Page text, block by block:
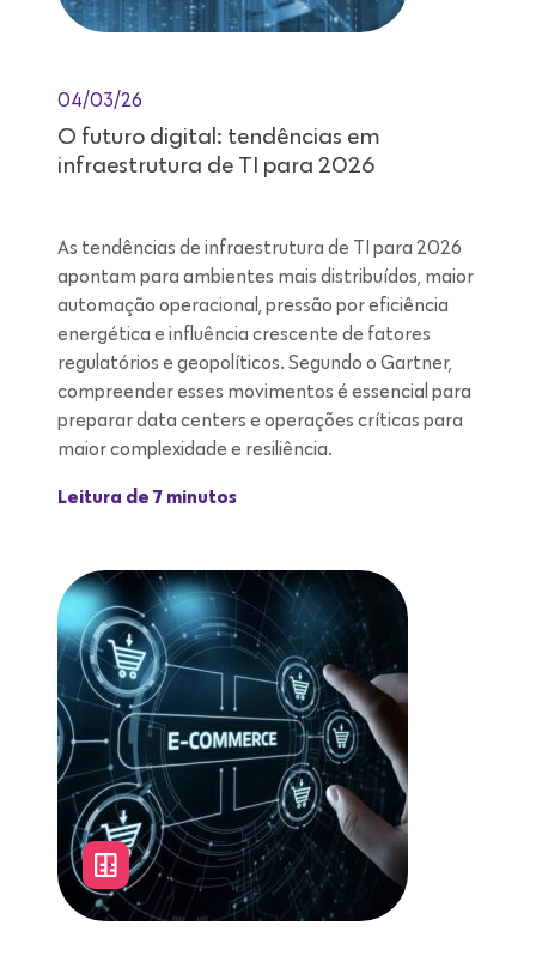
04/03/26
O futuro digital: tendências em
infraestrutura de TI para 2026
As tendências de infraestrutura de TI para 2026
apontam para ambientes mais distribuídos, maior
automação operacional, pressão por eficiência
energética e influência crescente de fatores
regulatórios e geopolíticos. Segundo o Gartner,
compreender esses movimentos é essencial para
preparar data centers e operações críticas para
maior complexidade e resiliência.
Leitura de 7 minutos